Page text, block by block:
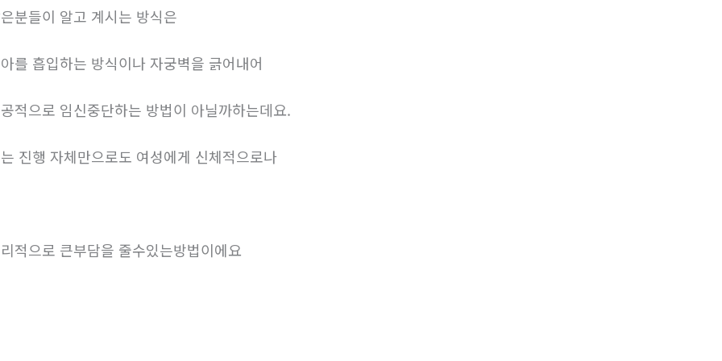
분들이 알고 계시는 방식은
를 흡입하는 방식이나 자궁벽을 긁어내어
적으로 임신중단하는 방법이 아닐까하는데요.
진행 자체만으로도 여성에게 신체적으로나
적으로 큰부담을 줄수있는방법이에요